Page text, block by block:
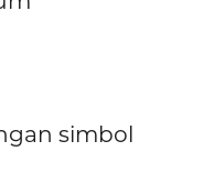
simbol